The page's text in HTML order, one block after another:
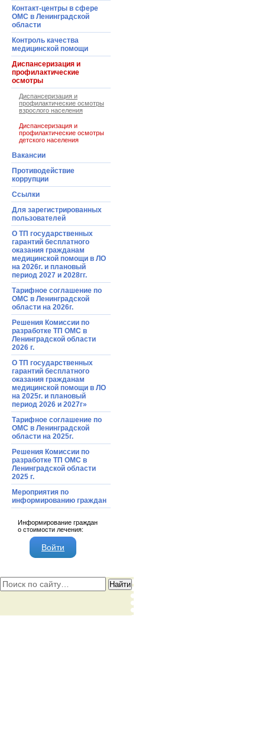
Контакт-центры в сфере
ОМС в Ленинградской
области
Контроль качества
медицинской помощи
Диспансеризация и
профилактические
осмотры
Диспансеризация и
профилактические осмотры
взрослого населения
Диспансеризация и
профилактические осмотры
детского населения
Вакансии
Противодействие
коррупции
Ссылки
Для зарегистрированных
пользователей
О ТП государственных
гарантий бесплатного
оказания гражданам
медицинской помощи в ЛО
на 2026г. и плановый
период 2027 и 2028гг.
Тарифное соглашение по
ОМС в Ленинградской
области на 2026г.
Решения Комиссии по
разработке ТП ОМС в
Ленинградской области
2026 г.
О ТП государственных
гарантий бесплатного
оказания гражданам
медицинской помощи в ЛО
на 2025г. и плановый
период 2026 и 2027г»
Тарифное соглашение по
ОМС в Ленинградской
области на 2025г.
Решения Комиссии по
разработке ТП ОМС в
Ленинградской области
2025 г.
Мероприятия по
информированию граждан
Информирование граждан
о стоимости лечения:
Войти